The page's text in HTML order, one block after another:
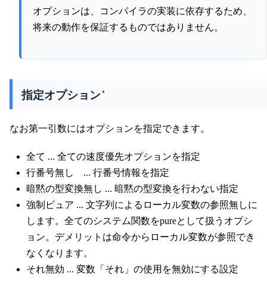
オプションは、コンパイラの実装に依存するため、
将来の動作を保証するものではありません。
指定オプション *
なお第一引数にはオプションを指定できます。
全て ... 全ての速度優先オプションを指定
行番号無し ... 行番号情報を指定
暗黙の型変換無し ... 暗黙の型変換を行わない指定
強制ピュア ... 文字列によるローカル変数の参照無しに
します。全てのシステム関数をpureとして扱うオプシ
ョン。デメリットは命令からローカル変数が参照でき
なくなります。
それ無効 ... 変数「それ」の使用を無効にする設定